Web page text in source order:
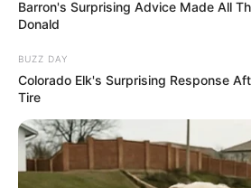
Barron's Surprising Advice Made All
Donald
BUZZ DAY
Colorado Elk's Surprising Response
Tire